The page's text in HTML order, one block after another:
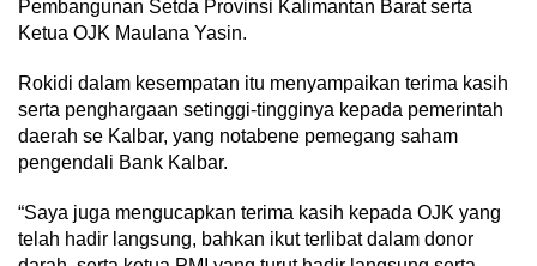
Pembangunan Setda Provinsi Kalimantan Barat serta
Ketua OJK Maulana Yasin.
Rokidi dalam kesempatan itu menyampaikan terima kasih
serta penghargaan setinggi-tingginya kepada pemerintah
daerah se Kalbar, yang notabene pemegang saham
pengendali Bank Kalbar.
“Saya juga mengucapkan terima kasih kepada OJK yang
telah hadir langsung, bahkan ikut terlibat dalam donor